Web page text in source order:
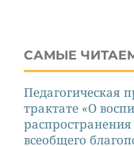
САМЫЕ
Педагогическая
трактате «О
всеобщего